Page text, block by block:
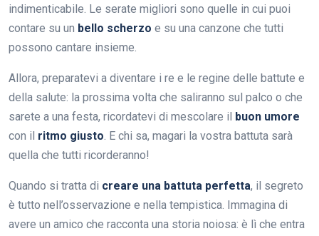
indimenticabile. Le serate migliori sono quelle in cui puoi
contare su un bello scherzo e su una canzone che tutti
possono cantare insieme.
Allora, preparatevi a diventare i re e le regine delle battute e
della salute: la prossima volta che saliranno sul palco o che
sarete a una festa, ricordatevi di mescolare il buon umore
con il ritmo giusto. E chi sa, magari la vostra battuta sarà
quella che tutti ricorderanno!
Quando si tratta di creare una battuta perfetta, il segreto
è tutto nell’osservazione e nella tempistica. Immagina di
avere un amico che racconta una storia noiosa: è lì che entra